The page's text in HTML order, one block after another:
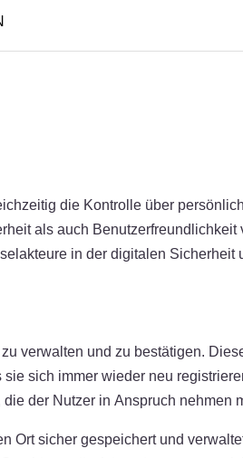
die Kontrolle über
als auch
in der digitalen Sicherheit
verwalten und zu bestätigen.
sich immer wieder neu
der Nutzer in Anspruch nehmen
Ort sicher gespeichert und